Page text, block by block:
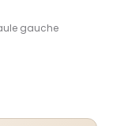
gauche